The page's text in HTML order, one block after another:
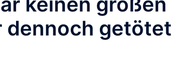
dennoch getötet